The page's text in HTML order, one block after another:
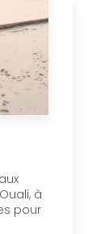
à
pour